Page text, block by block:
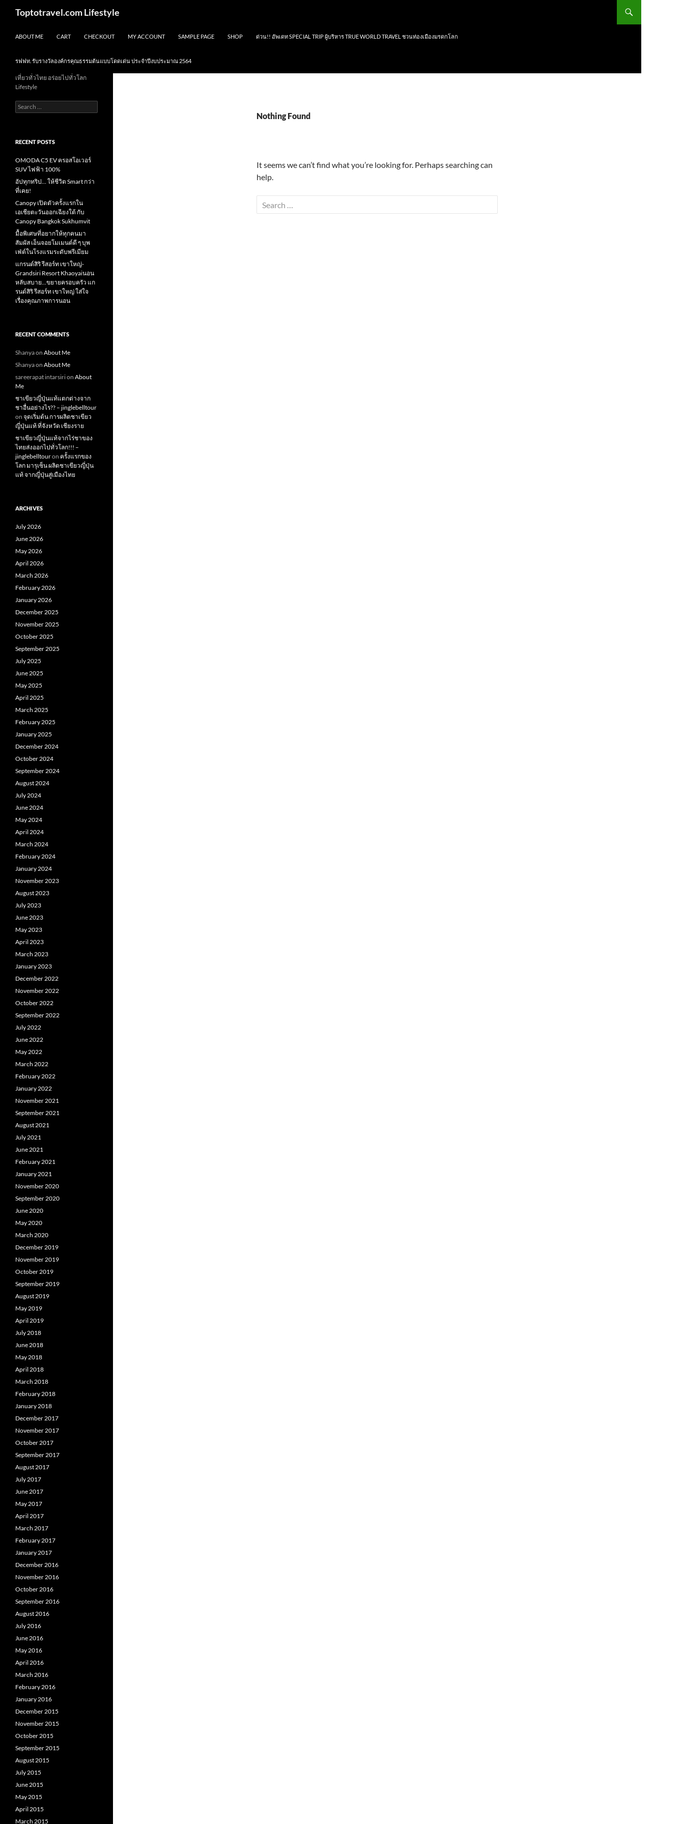
Toptotravel.com Lifestyle
ABOUT ME CART CHECKOUT MY ACCOUNT SAMPLE PAGE SHOP ด่วน!! อัพเดท SPECIAL TRIP ผู้บริหาร TRUE WORLD TRAVEL ชวนท่องเมืองมรดกโลก
รฟฟท. รับรางวัลองค์กรคุณธรรมต้นแบบโดดเด่น ประจำปีงบประมาณ 2564
Nothing Found
It seems we can’t find what you’re looking for. Perhaps searching can
help.
Search
for:
เที่ยวทั่วไทย อร่อยไปทั่วโลก
Lifestyle
Search
for:
RECENT POSTS
OMODA C5 EV ครอสโอเวอร์
SUV ไฟฟ้า 100%
อัปทุกทริป… ให้ชีวิต Smart กว่า
ที่เคย!
Canopy เปิดตัวครั้งแรกใน
เอเชียตะวันออกเฉียงใต้ กับ
Canopy Bangkok Sukhumvit
มื้อพิเศษที่อยากให้ทุกคนมา
สัมผัส เอ็นจอยโมเมนต์ดี ๆ บุพ
เฟ่ต์ในโรงแรมระดับพรีเมียม
แกรนด์สิริ​ รีสอร์ท​ เขาใหญ่​-
Grandsiri​ Resort​ Khaoyaiนอน
หลับสบาย…ขยายครอบครัว แก
รนด์สิริ รีสอร์ท เขาใหญ่ ใส่ใจ
เรื่องคุณภาพการนอน
RECENT COMMENTS
Shanyaon About Me
Shanyaon About Me
sareerapat intarsirion About
Me
ชาเขียวญี่ปุ่นแท้แตกต่างจาก
ชาอื่นอย่างไร?? – jinglebelltour
on จุดเริ่มต้น การผลิตชาเขียว
ญี่ปุ่นแท้ ที่จังหวัด เชียงราย
ชาเขียวญี่ปุ่นแท้จากไร่ชาของ
ไทยส่งออกไปทั่วโลก!!! –
jinglebelltouron ครั้งแรกของ
โลก มารุเซ็น ผลิตชาเขียวญี่ปุ่น
แท้ จากญี่ปุ่นสู่เมืองไทย
ARCHIVES
July 2026
June 2026
May 2026
April 2026
March 2026
February 2026
January 2026
December 2025
November 2025
October 2025
September 2025
July 2025
June 2025
May 2025
April 2025
March 2025
February 2025
January 2025
December 2024
October 2024
September 2024
August 2024
July 2024
June 2024
May 2024
April 2024
March 2024
February 2024
January 2024
November 2023
August 2023
July 2023
June 2023
May 2023
April 2023
March 2023
January 2023
December 2022
November 2022
October 2022
September 2022
July 2022
June 2022
May 2022
March 2022
February 2022
January 2022
November 2021
September 2021
August 2021
July 2021
June 2021
February 2021
January 2021
November 2020
September 2020
June 2020
May 2020
March 2020
December 2019
November 2019
October 2019
September 2019
August 2019
May 2019
April 2019
July 2018
June 2018
May 2018
April 2018
March 2018
February 2018
January 2018
December 2017
November 2017
October 2017
September 2017
August 2017
July 2017
June 2017
May 2017
April 2017
March 2017
February 2017
January 2017
December 2016
November 2016
October 2016
September 2016
August 2016
July 2016
June 2016
May 2016
April 2016
March 2016
February 2016
January 2016
December 2015
November 2015
October 2015
September 2015
August 2015
July 2015
June 2015
May 2015
April 2015
March 2015